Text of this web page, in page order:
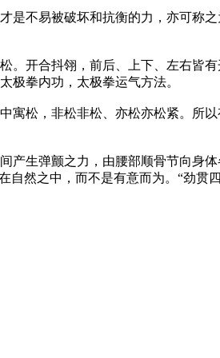
不易被破坏和抗衡的力，亦可称之
开合抖翎，前后、上下、左右皆有
极拳内功，太极拳运气方法。
松，非松非松、亦松亦松紧。所以
生弹颤之力，由腰部顺骨节向身体
然之中，而不是有意而为。“劲贯